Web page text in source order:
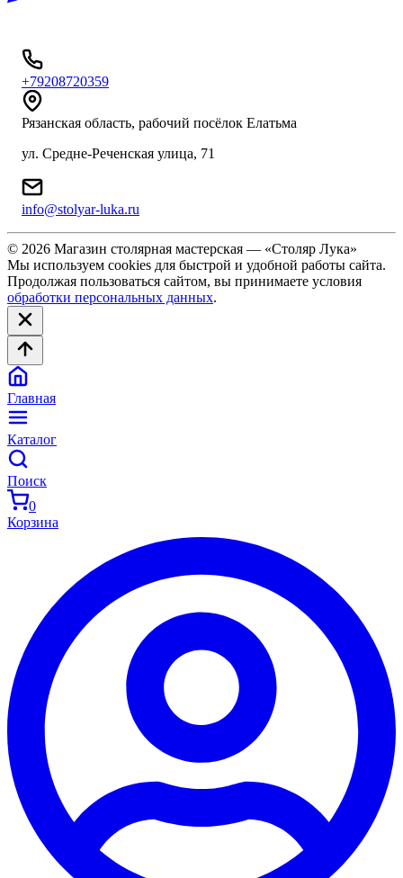
+79208720359
Рязанская область, рабочий посёлок Елатьма
ул. Средне-Реченская улица, 71
info@stolyar-luka.ru
© 2026 Магазин столярная мастерская — «Столяр Лука»
Мы используем cookies для быстрой и удобной работы сайта.
Продолжая пользоваться сайтом, вы принимаете условия
обработки персональных данных.
Главная
Каталог
Поиск
0
Корзина